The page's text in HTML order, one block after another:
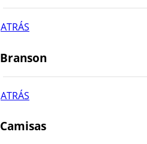
ATRÁS
Branson
ATRÁS
Camisas